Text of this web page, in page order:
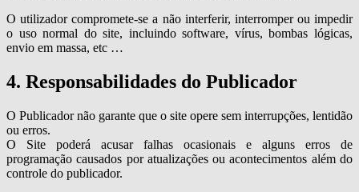
O utilizador compromete-se a não interferir, interromper ou impedir
o uso normal do site, incluindo software, vírus, bombas lógicas,
envio em massa, etc …
4. Responsabilidades do Publicador
O Publicador não garante que o site opere sem interrupções, lentidão
ou erros.
O Site poderá acusar falhas ocasionais e alguns erros de
programação causados por atualizações ou acontecimentos além do
controle do publicador.